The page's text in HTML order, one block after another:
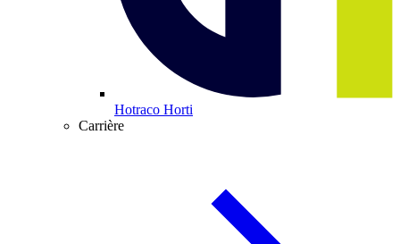
Hotraco Horti
Carrière